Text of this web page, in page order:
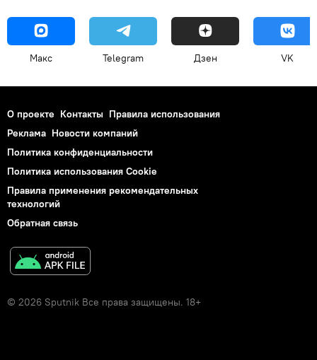
Макс Telegram Дзен VK
О проекте Контакты Правила использования
Реклама Новости компаний
Политика конфиденциальности
Политика использования Cookie
Правила применения рекомендательных
технологий
Обратная связь
© 2026 Sputnik Все права защищены. 18+